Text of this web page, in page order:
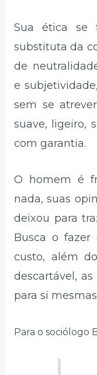
Sua ética se
substituta da
de
e
sem se
suave, ligeiro,
com garantia.
O homem é
nada, suas
deixou para
Busca o
custo, além
descartável,
para si
Para o sociólogo